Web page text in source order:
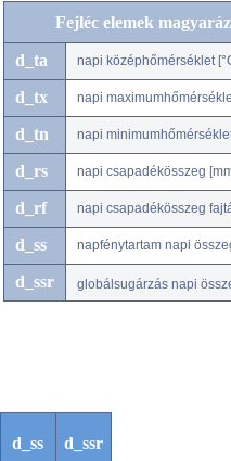
Fejléc elemek
d_ta napi középhőmérséklet
d_tx napi
d_tn napi
d_rs napi csapadékösszeg
d_rf napi csapadékösszeg
d_ss napfénytartam napi
d_ssr globálsugárzás napi
d_ss d_ssr